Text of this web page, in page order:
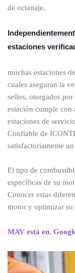
de octanaje.
estaciones
muchas estaciones
cuales aseguran la
sellos, otorgados
estación cumple con
estaciones de
Confiable de
satisfactoriamente
El tipo de
específicas de su
Conocer estas
motor y optimizar su
MAV está en.